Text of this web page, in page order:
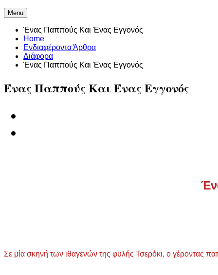
Menu
Ένας Παππούς Και Ένας Εγγονός
Home
Ενδιαφέροντα Άρθρα
Διάφορα
Ένας Παππούς Και Ένας Εγγονός
Ένας Παππούς Και Ένας Εγγονός
Σε μία σκηνή των ιθαγενών της φυλής Τσερόκι, ο γέροντας